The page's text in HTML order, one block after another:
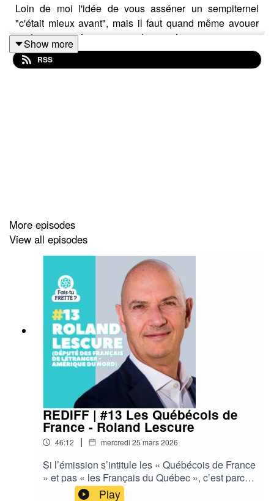
Loin de moi l'idée de vous asséner un sempiternel
"c'était mieux avant", mais il faut quand même avouer
qu'il s'est passé un truc avec les années 80.
Si ce n'était pas le cas, cela n'intéresserait que les
Le Québec n'échappe pas au phénomène. Si je devais
ne donner qu'un exemple, c'est dans les années 80 que
le mon de découvrira le phénomène Céline Dion !
Mais il y a tellement plus à découvrir.
Accompagné de Jean-Sébastien Girard, Tristan Demers
signe le livre "Québec 80" et a la gentillesse de
répondre à mes questions.
Bonne écoute.
Jean-Michel
Show more
RSS
More episodes
View all episodes
REDIFF | #13 Les Québécois de
France - Roland Lescure
46:12 | mercredi 25 mars 2026
Si l’émission s’intitule les « Québécois de France
» et pas « les Français du Québec », c’est parce
que mon sentiment personnel est qu’ici, on
Play